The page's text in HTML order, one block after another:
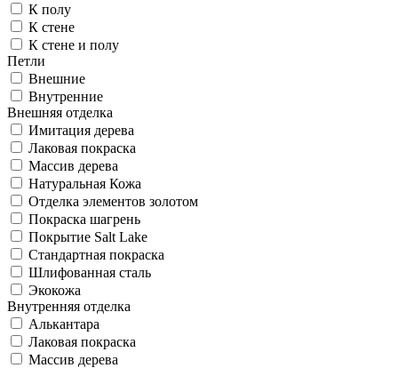
К полу
К стене
К стене и полу
Петли
Внешние
Внутренние
Внешняя отделка
Имитация дерева
Лаковая покраска
Массив дерева
Натуральная Кожа
Отделка элементов золотом
Покраска шагрень
Покрытие Salt Lake
Стандартная покраска
Шлифованная сталь
Экокожа
Внутренняя отделка
Алькантара
Лаковая покраска
Массив дерева